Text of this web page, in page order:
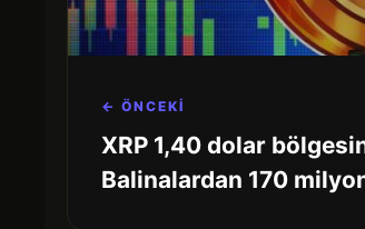
← ÖNCEKİ
XRP 1,40 dolar
Balinalardan 170